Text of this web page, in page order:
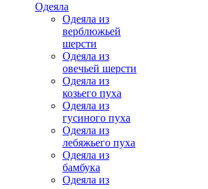
Одеяла
Одеяла из
верблюжьей
шерсти
Одеяла из
овечьей шерсти
Одеяла из
козьего пуха
Одеяла из
гусиного пуха
Одеяла из
лебяжьего пуха
Одеяла из
бамбука
Одеяла из